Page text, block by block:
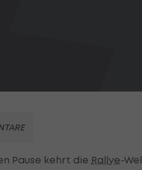
Pause kehrt die Rallye-